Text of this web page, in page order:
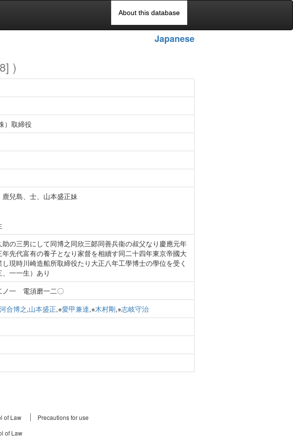
About this database
Japanese
)
）取締役
兒島、士、山本盛正妹
の三男にして同博之同欣三郞同善兵衞の叔父なり慶應元年
先代富有の養子となり家督を相續す同二十四年東京帝國大
現時川崎造船所取締役たり大正八年工學博士の學位を受く
一一生）あり
ノ一 電須磨一二〇
河合博之,山本盛正,※愛甲兼達,※木村剛,※志岐守治
of Law
Precautions for use
of Law